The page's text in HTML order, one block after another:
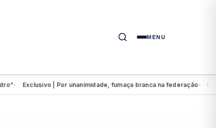
MENU
Exclusivo | Por unanimidade, fumaça branca na federação●